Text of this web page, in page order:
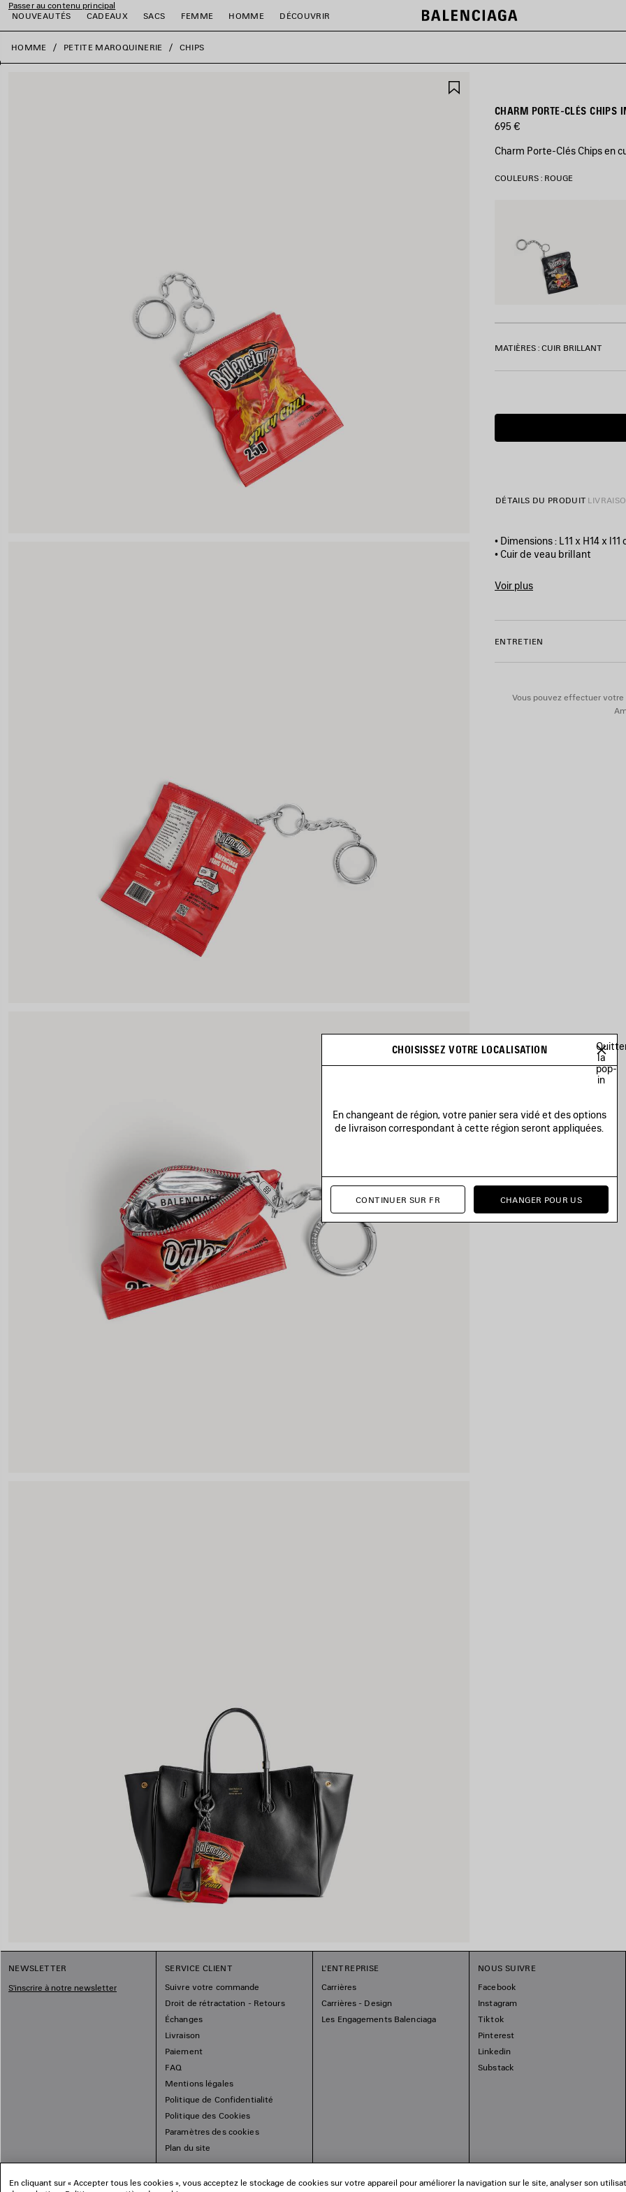
Passer au contenu principal
NOUVEAUTÉS
CADEAUX SACS FEMME HOMME DÉCOUVRIR
fermer la bannière
HOMME PETITE MAROQUINERIE CHIPS
FAVORISCHARM PORTE-CLÉS CHIPS
695 €
Charm Porte-Clés Chips en
COULEURS : ROUGE
MATIÈRES : CUIR BRILLANT
estimée
livraison:
DÉTAILS DU PRODUIT
• Dimensions : L11 x H14 x l11
• Cuir de veau brillant
• Logo Balenciaga imprimé
• 1 compartiment principal
• Finitions coloris argent vieilli
• Plusieurs anneaux à
• Fabriqué en Italie
Voir plus
ENTRETIEN
Vous pouvez effectuer votre
NEWSLETTER
S'inscrire à notre newsletter
SERVICE CLIENT
Suivre votre commande
Droit de rétractation - Retours
Échanges
Livraison
Paiement
FAQ
Mentions légales
Politique de Confidentialité
Politique des Cookies
Paramètres des cookies
Plan du site
L'ENTREPRISE
Carrières
Carrières - Design
Les Engagements Balenciaga
NOUS SUIVRE
Facebook
Instagram
Tiktok
Pinterest
Linkedin
Substack
CHOISISSEZ VOTRE LOCALISATION
la
pop-
in
En changeant de région, votre panier sera vidé et des options
de livraison correspondant à cette région seront appliquées.
CONTINUER SUR FR CHANGER POUR US
En cliquant sur « Accepter tous les cookies », vous acceptez le stockage de cookies sur votre appareil pour améliorer la navigation sur le site, analyser son